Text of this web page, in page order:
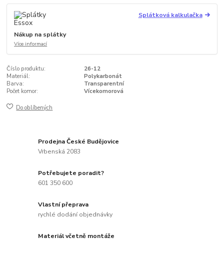
Splátková kalkulačka
Nákup na splátky
Více informací
Číslo produktu:
26-12
Materiál:
Polykarbonát
Barva:
Transparentní
Počet komor:
Vícekomorová
Do oblíbených
Prodejna České Budějovice
Vrbenská 2083
Potřebujete poradit?
601 350 600
Vlastní přeprava
rychlé dodání objednávky
Materiál včetně montáže